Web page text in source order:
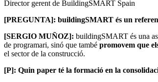
Director gerent de BuildingSMART Spain
[PREGUNTA]: buildingSMART és un
[SERGIO MUÑOZ]: buildingSMART és una
de programari, sinó que també promovem que
el sector de la construcció.
[P]: Quin paper té la formació en la